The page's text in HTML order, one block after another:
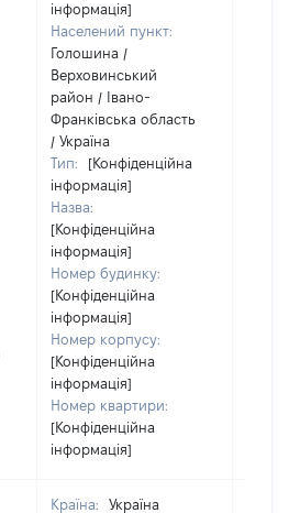
інформація]
Населений пункт:
Голошина /
Верховинський
район / Івано-
Франківська область
/ Україна
Тип:
[Конфіденційна
інформація]
Назва:
[Конфіденційна
інформація]
Номер будинку:
[Конфіденційна
інформація]
Номер корпусу:
[Конфіденційна
інформація]
Номер квартири:
[Конфіденційна
інформація]
Країна:
Україна